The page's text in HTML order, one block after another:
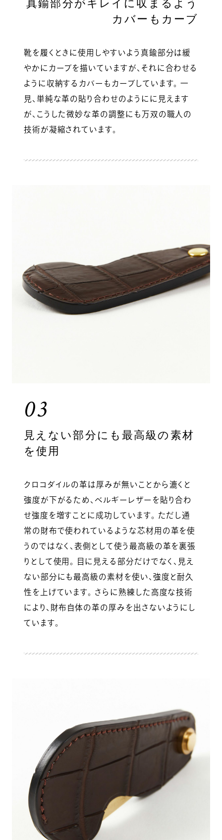
真鍮部分がキレイに収まるよう
カバーもカーブ
靴を履くときに使用しやすいよう真鍮部分は緩
やかにカーブを描いていますが、それに合わせる
ように収納するカバーもカーブしています。 一
見、単純な革の貼り合わせのようにに見えます
が、こうした微妙な革の調整にも万双の職人の
技術が凝縮されています。
03
見えない部分にも最高級の素材
を使用
クロコダイルの革は厚みが無いことから漉くと
強度が下がるため、ベルギーレザーを貼り合わ
せ強度を増すことに成功しています。 ただし通
常の財布で使われているような芯材用の革を使
うのではなく、表側として使う最高級の革を裏張
りとして使用。 目に見える部分だけでなく、見え
ない部分にも最高級の素材を使い、強度と耐久
性を上げています。 さらに熟練した高度な技術
により、財布自体の革の厚みを出さないようにし
ています。